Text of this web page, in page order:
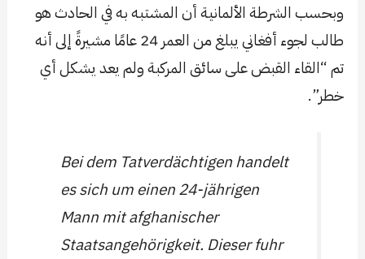
وبحسب الشرطة الألمانية أن المشتبه به في الحادث هو
طالب لجوء أفغاني يبلغ من العمر 24 عامًا مشيرةً إلى أنه
تم “القاء القبض على سائق المركبة ولم يعد يشكل أي
خطر”.
Bei dem Tatverdächtigen handelt
es sich um einen 24-jährigen
Mann mit afghanischer
Staatsangehörigkeit. Dieser fuhr